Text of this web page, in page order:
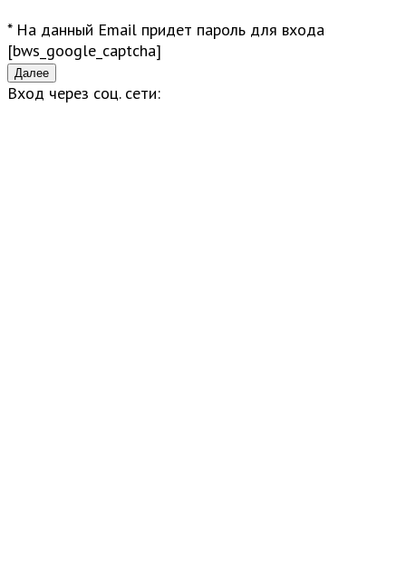
* На данный Email придет пароль для входа
[bws_google_captcha]
Вход через соц. сети: